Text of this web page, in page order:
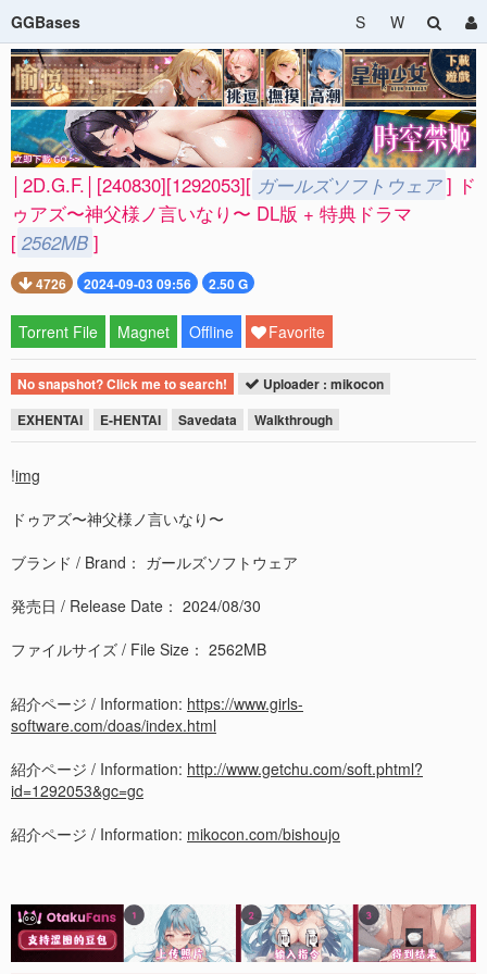
GGBases S W
│2D.G.F.│[240830][1292053][ ガールズソフトウェア ] ド
ゥアズ〜神父様ノ言いなり〜 DL版 + 特典ドラマ
[ 2562MB ]
4726 2024-09-03 09:56 2.50 G
Torrent File Magnet Offline Favorite
No snapshot? Click me to search!
Uploader : mikocon
EXHENTAI
E-HENTAI Savedata Walkthrough
!img
ドゥアズ〜神父様ノ言いなり〜
ブランド / Brand： ガールズソフトウェア
発売日 / Release Date： 2024/08/30
ファイルサイズ / File Size： 2562MB
紹介ページ / Information: https://www.girls-
software.com/doas/index.html
紹介ページ / Information: http://www.getchu.com/soft.phtml?
id=1292053&gc=gc
紹介ページ / Information: mikocon.com/bishoujo